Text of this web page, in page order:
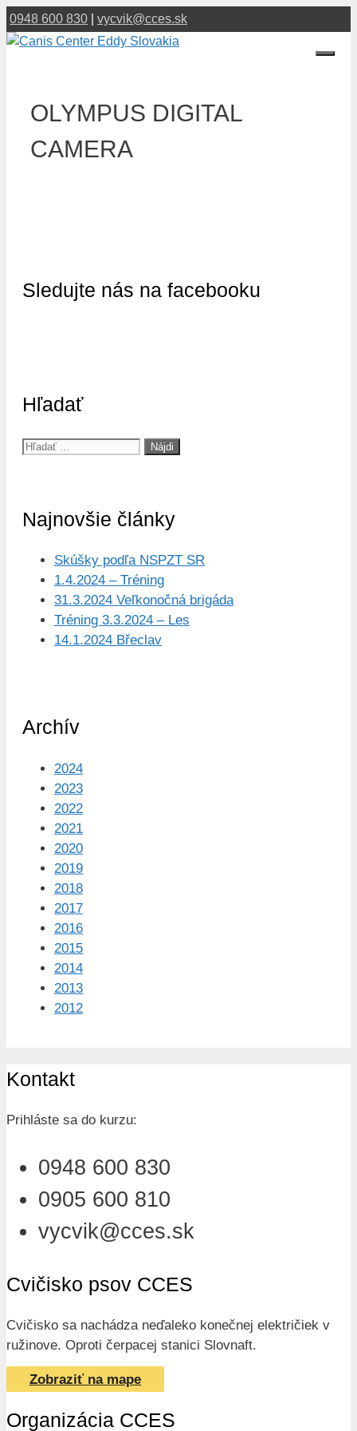
Preskočiť
na
0948 600 830 vycvik@cces.sk
OLYMPUS DIGITAL
CAMERA
Sledujte nás na facebooku
Hľadať
Hľadať:
Najnovšie články
Skúšky podľa NSPZT SR
1.4.2024 – Tréning
31.3.2024 Veľkonočná brigáda
Tréning 3.3.2024 – Les
14.1.2024 Břeclav
Archív
2024
2023
2022
2021
2020
2019
2018
2017
2016
2015
2014
2013
2012
Kontakt
Prihláste sa do kurzu:
0948 600 830
0905 600 810
vycvik@cces.sk
Cvičisko psov CCES
Cvičisko sa nachádza neďaleko konečnej električiek v
ružinove. Oproti čerpacej stanici Slovnaft.
Zobraziť na mape
Organizácia CCES